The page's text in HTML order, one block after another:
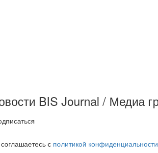
BIS Journal / Медиа
с политикой